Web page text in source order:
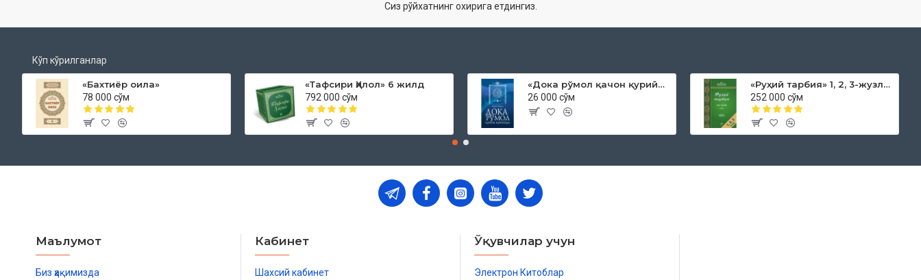
Сиз рўйхатнинг охирига етдингиз.
Кўп кўрилганлар
«Бахтиёр оила»
78 000 сўм
«Тафсири Ҳилол» 6 жилд
792 000 сўм
«Дока рўмол қачон қурийди»
26 000 сўм
«Руҳий тарбия» 1, 2, 3-жузлар
252 000 сўм
Маълумот
Биз ҳақимизда
Кабинет
Шахсий кабинет
Ўқувчилар учун
Электрон Китоблар